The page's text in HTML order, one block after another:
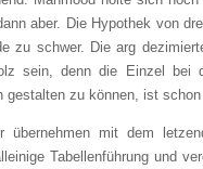
aber. Die Hypothek von
zu schwer. Die arg
sein, denn die Einzel bei
gestalten zu können, ist schon
übernehmen mit dem
Tabellenführung und